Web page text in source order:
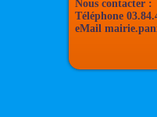
Nous contacter :
Téléphone
eMail